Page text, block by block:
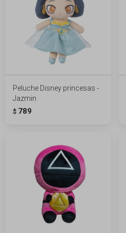
Peluche Disney princesas -
Jazmin
$ 789